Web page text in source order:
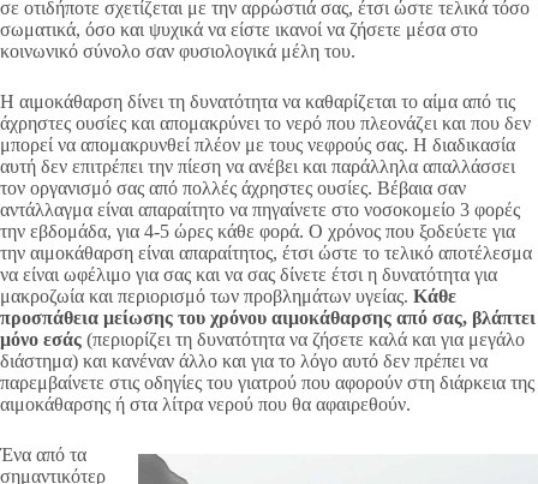
σε οτιδήποτε σχετίζεται με την αρρώστιά σας, έτσι ώστε τελικά τόσο
σωματικά, όσο και ψυχικά να είστε ικανοί να ζήσετε μέσα στο
κοινωνικό σύνολο σαν φυσιολογικά μέλη του.
Η αιμοκάθαρση δίνει τη δυνατότητα να καθαρίζεται το αίμα από τις
άχρηστες ουσίες και απομακρύνει το νερό που πλεονάζει και που δεν
μπορεί να απομακρυνθεί πλέον με τους νεφρούς σας. Η διαδικασία
αυτή δεν επιτρέπει την πίεση να ανέβει και παράλληλα απαλλάσσει
τον οργανισμό σας από πολλές άχρηστες ουσίες. Βέβαια σαν
αντάλλαγμα είναι απαραίτητο να πηγαίνετε στο νοσοκομείο 3 φορές
την εβδομάδα, για 4-5 ώρες κάθε φορά. Ο χρόνος που ξοδεύετε για
την αιμοκάθαρση είναι απαραίτητος, έτσι ώστε το τελικό αποτέλεσμα
να είναι ωφέλιμο για σας και να σας δίνετε έτσι η δυνατότητα για
μακροζωία και περιορισμό των προβλημάτων υγείας. Κάθε
προσπάθεια μείωσης του χρόνου αιμοκάθαρσης από σας, βλάπτει
μόνο εσάς (περιορίζει τη δυνατότητα να ζήσετε καλά και για μεγάλο
διάστημα) και κανέναν άλλο και για το λόγο αυτό δεν πρέπει να
παρεμβαίνετε στις οδηγίες του γιατρού που αφορούν στη διάρκεια της
αιμοκάθαρσης ή στα λίτρα νερού που θα αφαιρεθούν.
Ένα από τα
σημαντικότερ